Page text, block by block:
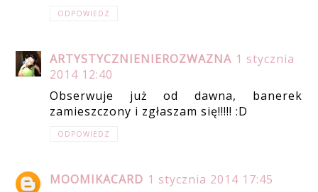
ODPOWIEDZ
ARTYSTYCZNIENIEROZWAZNA 1 stycznia
2014 12:40
Obserwuje już od dawna, banerek
zamieszczony i zgłaszam się!!!!! :D
ODPOWIEDZ
MOOMIKACARD 1 stycznia 2014 17:45